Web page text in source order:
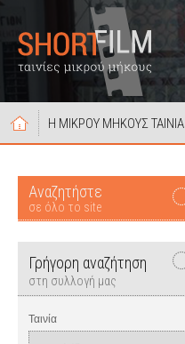
Η ΜΙΚΡΟΥ ΜΗΚΟΥΣ ΤΑΙΝΙΑ
Αναζητήστε
σε όλο το site
Γρήγορη αναζήτηση
στη συλλογή μας
Ταινία